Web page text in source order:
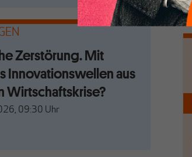
Zerstörung. Mit
Innovationswellen aus
Wirtschaftskrise?
09:30 Uhr
[...]